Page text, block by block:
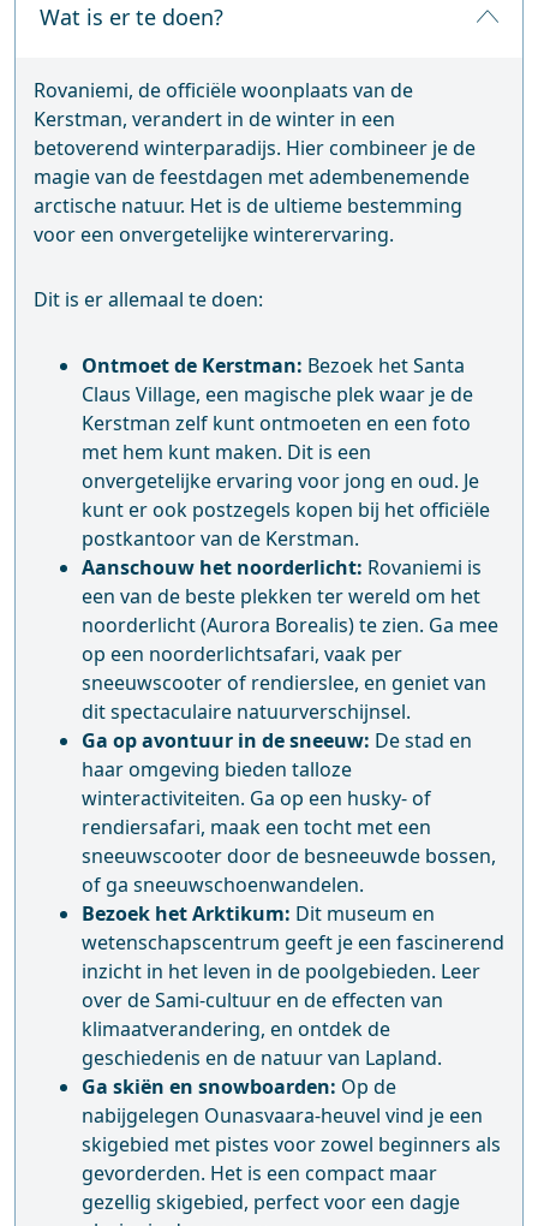
Wat is er te doen?
Rovaniemi, de officiële woonplaats van de
Kerstman, verandert in de winter in een
betoverend winterparadijs. Hier combineer je de
magie van de feestdagen met adembenemende
arctische natuur. Het is de ultieme bestemming
voor een onvergetelijke winterervaring.
Dit is er allemaal te doen:
Ontmoet de Kerstman: Bezoek het Santa
Claus Village, een magische plek waar je de
Kerstman zelf kunt ontmoeten en een foto
met hem kunt maken. Dit is een
onvergetelijke ervaring voor jong en oud. Je
kunt er ook postzegels kopen bij het officiële
postkantoor van de Kerstman.
Aanschouw het noorderlicht: Rovaniemi is
een van de beste plekken ter wereld om het
noorderlicht (Aurora Borealis) te zien. Ga mee
op een noorderlichtsafari, vaak per
sneeuwscooter of rendierslee, en geniet van
dit spectaculaire natuurverschijnsel.
Ga op avontuur in de sneeuw: De stad en
haar omgeving bieden talloze
winteractiviteiten. Ga op een husky- of
rendiersafari, maak een tocht met een
sneeuwscooter door de besneeuwde bossen,
of ga sneeuwschoenwandelen.
Bezoek het Arktikum: Dit museum en
wetenschapscentrum geeft je een fascinerend
inzicht in het leven in de poolgebieden. Leer
over de Sami-cultuur en de effecten van
klimaatverandering, en ontdek de
geschiedenis en de natuur van Lapland.
Ga skiën en snowboarden: Op de
nabijgelegen Ounasvaara-heuvel vind je een
skigebied met pistes voor zowel beginners als
gevorderden. Het is een compact maar
gezellig skigebied, perfect voor een dagje